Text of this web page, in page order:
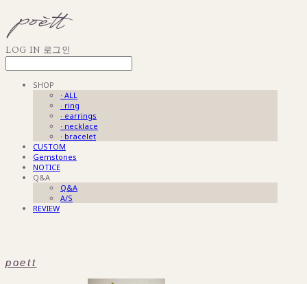
LOG IN 로그인
SHOP
· ALL
· ring
· earrings
· necklace
· bracelet
CUSTOM
Gemstones
NOTICE
Q&A
Q&A
A/S
REVIEW
poett